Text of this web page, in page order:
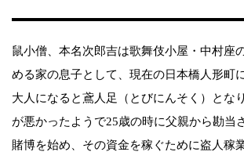
鼠小僧、本名次郎吉は歌舞伎小屋・中村座
める家の息子として、現在の日本橋人形町
大人になると鳶人足（とびにんそく）とな
が悪かったようで25歳の時に父親から勘当
賭博を始め、その資金を稼ぐために盗人稼